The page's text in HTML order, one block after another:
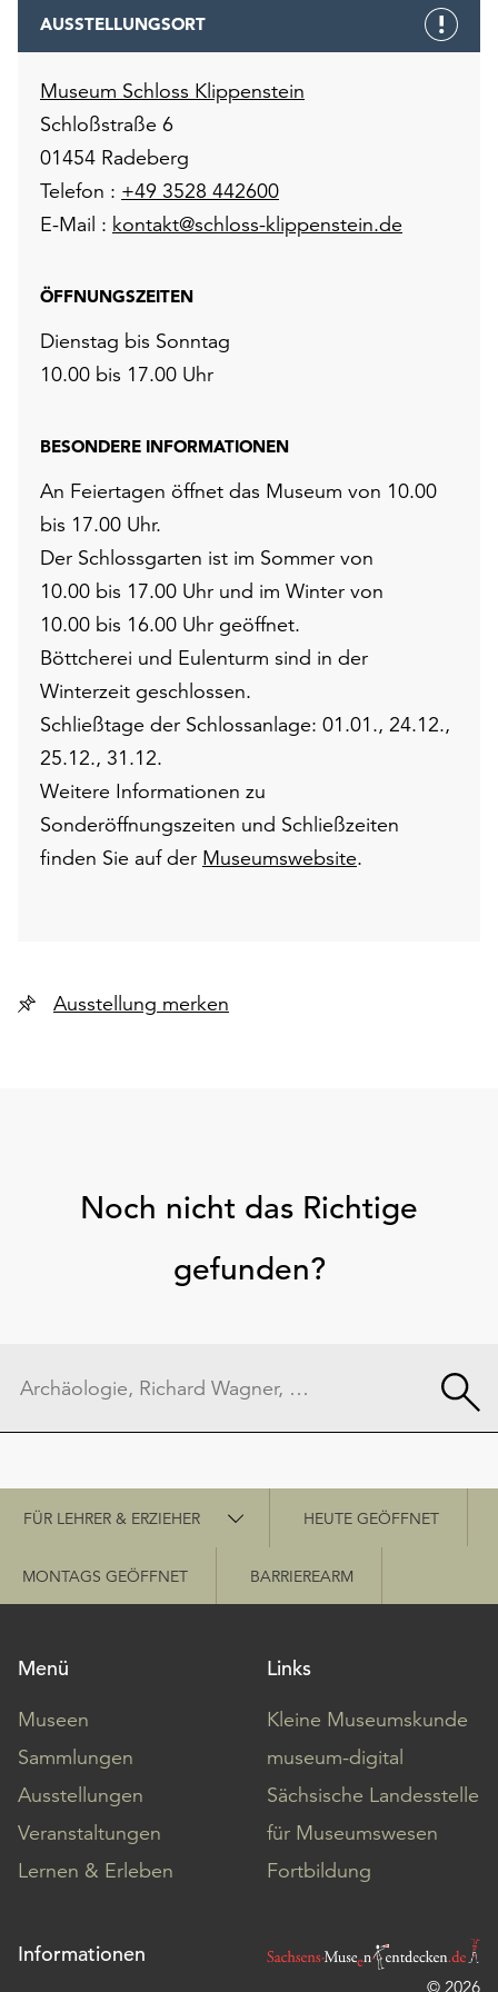
AUSSTELLUNGSORT
Museum Schloss Klippenstein
Schloßstraße 6
01454 Radeberg
Telefon : +49 3528 442600
E-Mail : kontakt@schloss-klippenstein.de
ÖFFNUNGSZEITEN
Dienstag bis Sonntag
10.00 bis 17.00 Uhr
BESONDERE INFORMATIONEN
An Feiertagen öffnet das Museum von 10.00
bis 17.00 Uhr.
Der Schlossgarten ist im Sommer von
10.00 bis 17.00 Uhr und im Winter von
10.00 bis 16.00 Uhr geöffnet.
Böttcherei und Eulenturm sind in der
Winterzeit geschlossen.
Schließtage der Schlossanlage: 01.01., 24.12.,
25.12., 31.12.
Weitere Informationen zu
Sonderöffnungszeiten und Schließzeiten
finden Sie auf der Museumswebsite.
Ausstellung merken
Noch nicht das Richtige
gefunden?
Schnellzugriff
FÜR LEHRER & ERZIEHER HEUTE GEÖFFNET
MONTAGS GEÖFFNET BARRIEREARM
Menü
Museen
Sammlungen
Ausstellungen
Veranstaltungen
Lernen & Erleben
Links
Kleine Museumskunde
museum-digital
Sächsische Landesstelle
für Museumswesen
Fortbildung
Informationen
© 2026